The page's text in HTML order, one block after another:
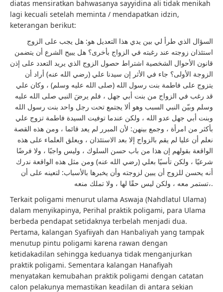
diatas mensiratkan bahwasanya sayyidina ali tidak menikah
lagi kecuali setelah meminta / mendapatkan idzin,
keterangan berikut:
استئذان زوجته عند رغبته في الزواج بأخرى؟ هل يبيح الشرع أن يتضمن
قانون الأحوال الشخصية اشتراط حصول الزوج الذي يريد التعدد على إذن
الزوجة الأولى؟ جاء في الأثر إن سيدنا علي (رضي الله عنه) أراد أن
يتزوج على فاطمة بنت رسول الله (صلى الله عليه وسلم) ، وكان علي
قد رغب في الزواج من بنت أبي جهل ، فلم يرضَ النبي صلى الله عليه
وسلم وبيّن النبي السبب وهو ألا يجتمع تحت رجل واحد بنت رسول الله
وبنت أبي جهل عدو الله ، ولكن عندما توفيت السيدة فاطمة تزوج علي
بأكثر من امرأة ، وجمع بينهن: لأن المبرر لم يعد قائما ، ومن هذه القصة
نعلم أن عليا لم يقم بالزواج إلا بعد الاستئذان ، ويعلق العلماء على هذه
الواقعة بقولهم إن هذا من باب حسن السلوك ، وليس واجبًا ، ولا فرضًا
شرعيًا ، ولكن تأسيًا بعلي (رضي الله عنه) ومن مثل هذه الواقعة ندرك
أنه يحسن للزوج أن يبين لزوجته وأن يخبرها بالأسباب: لتعينه على أن
تستمر معه ، ولكن ليس حقًا لها ، ولا تملك منعه،.
Terkait poligami menurut ulama Aswaja (Nahdlatul Ulama)
dalam menyikapinya, Perihal praktik poligami, para Ulama
berbeda pendapat setidaknya terbelah menjadi dua.
Pertama, kalangan Syafiiyah dan Hanbaliyah yang tampak
menutup pintu poligami karena rawan dengan
ketidakadilan sehingga keduanya tidak menganjurkan
praktik poligami. Sementara kalangan Hanafiyah
menyatakan kemubahan praktik poligami dengan catatan
calon pelakunya memastikan keadilan di antara sekian